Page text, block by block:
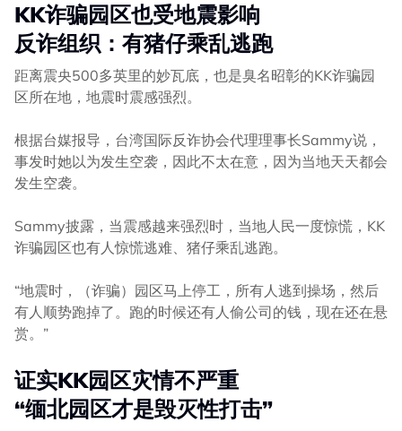
KK诈骗园区也受地震影响
反诈组织：有猪仔乘乱逃跑
距离震央500多英里的妙瓦底，也是臭名昭彰的KK诈骗园
区所在地，地震时震感强烈。
根据台媒报导，台湾国际反诈协会代理理事长Sammy说，
事发时她以为发生空袭，因此不太在意，因为当地天天都会
发生空袭。
Sammy披露，当震感越来强烈时，当地人民一度惊慌，KK
诈骗园区也有人惊慌逃难、猪仔乘乱逃跑。
“地震时，（诈骗）园区马上停工，所有人逃到操场，然后
有人顺势跑掉了。跑的时候还有人偷公司的钱，现在还在悬
赏。”
证实KK园区灾情不严重
“缅北园区才是毁灭性打击”